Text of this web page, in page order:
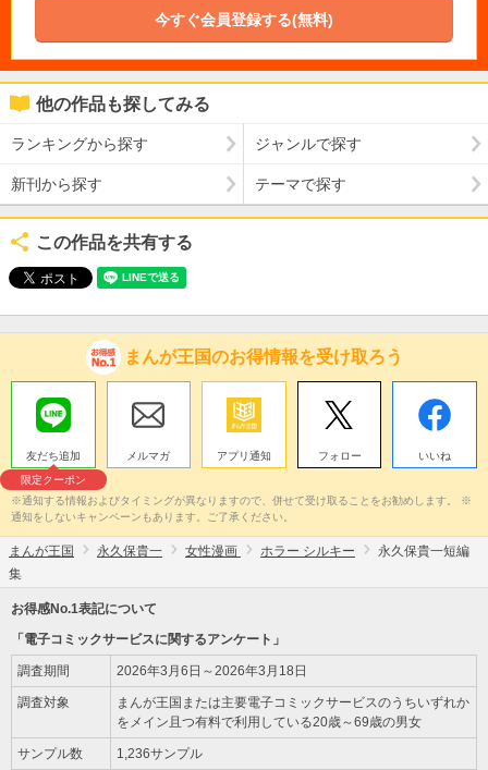
今すぐ会員登録する(無料)
他の作品も探してみる
ランキングから探す ジャンルで探す
新刊から探す テーマで探す
この作品を共有する
まんが王国のお得情報を受け取ろう
友だち追加
限定クーポン
メルマガ アプリ通知 フォロー いいね
※通知する情報およびタイミングが異なりますので、併せて受け取ることをお勧めします。 ※
通知をしないキャンペーンもあります。ご了承ください。
まんが王国 永久保貴一 女性漫画 ホラー シルキー
永久保貴一短編
集
お得感No.1表記について
「電子コミックサービスに関するアンケート」
調査期間 2026年3月6日～2026年3月18日
調査対象
まんが王国または主要電子コミックサービスのうちいずれか
をメイン且つ有料で利用している20歳～69歳の男女
サンプル数 1,236サンプル